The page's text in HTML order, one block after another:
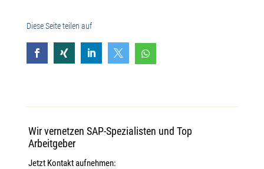
Diese Seite teilen auf
    
Wir vernetzen SAP-Spezialisten und Top
Arbeitgeber
Jetzt Kontakt aufnehmen: